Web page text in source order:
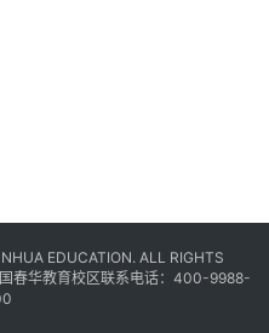
EDUCATION. ALL RIGHTS
春华教育校区联系电话：400-9988-